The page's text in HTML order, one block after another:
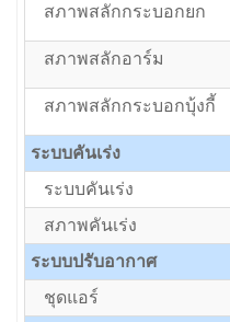
สภาพสลักกระบอกยก
สภาพสลักอาร์ม
สภาพสลักกระบอกบุ้งกี้
ระบบคันเร่ง
ระบบคันเร่ง
สภาพคันเร่ง
ระบบปรับอากาศ
ชุดแอร์